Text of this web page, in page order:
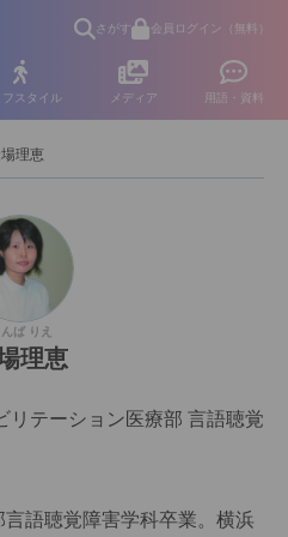
さがす 会員ログイン（無料）
フスタイル メディア 用語・資料
理恵
んば りえ
理恵
リテーション医療部 言語聴覚
語聴覚障害学科卒業。横浜